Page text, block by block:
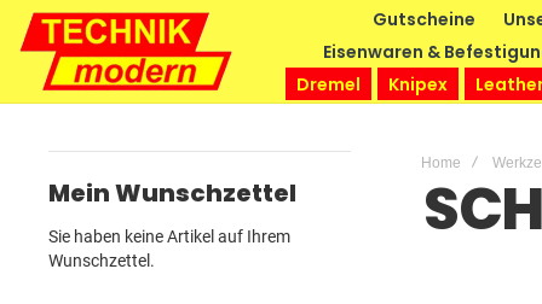
Gutscheine
Eisenwaren &
Dremel
Knipex
Home
Mein Wunschzettel
Sie haben keine Artikel auf Ihrem
Wunschzettel.